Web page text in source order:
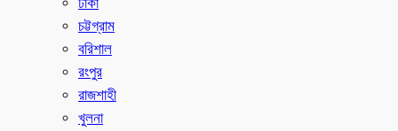
চট্টগ্রাম
বরিশাল
রংপুর
রাজশাহী
খুলনা